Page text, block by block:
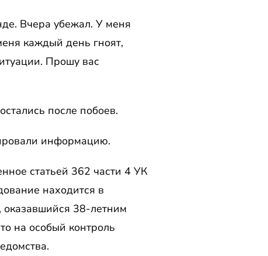
Вчера убежал. У меня
каждый день гноят,
Прошу вас
после побоев.
информацию.
статьей 362 части 4 УК
находится в
оказавшийся 38-летним
на особый контроль